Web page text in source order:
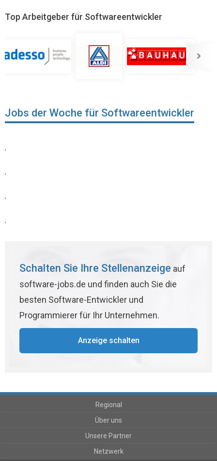
Top Arbeitgeber für Softwareentwickler
Jobs der Woche für Softwareentwickler
,
,
,
,
Schalten Sie Ihre Stellenanzeige auf
software-jobs.de und finden auch Sie die
besten Software-Entwickler und
Programmierer für Ihr Unternehmen.
Anzeige schalten
Regional
Über uns
Unsere Partner
Netzwerk